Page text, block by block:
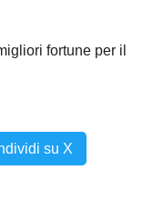
fortune per il
su X